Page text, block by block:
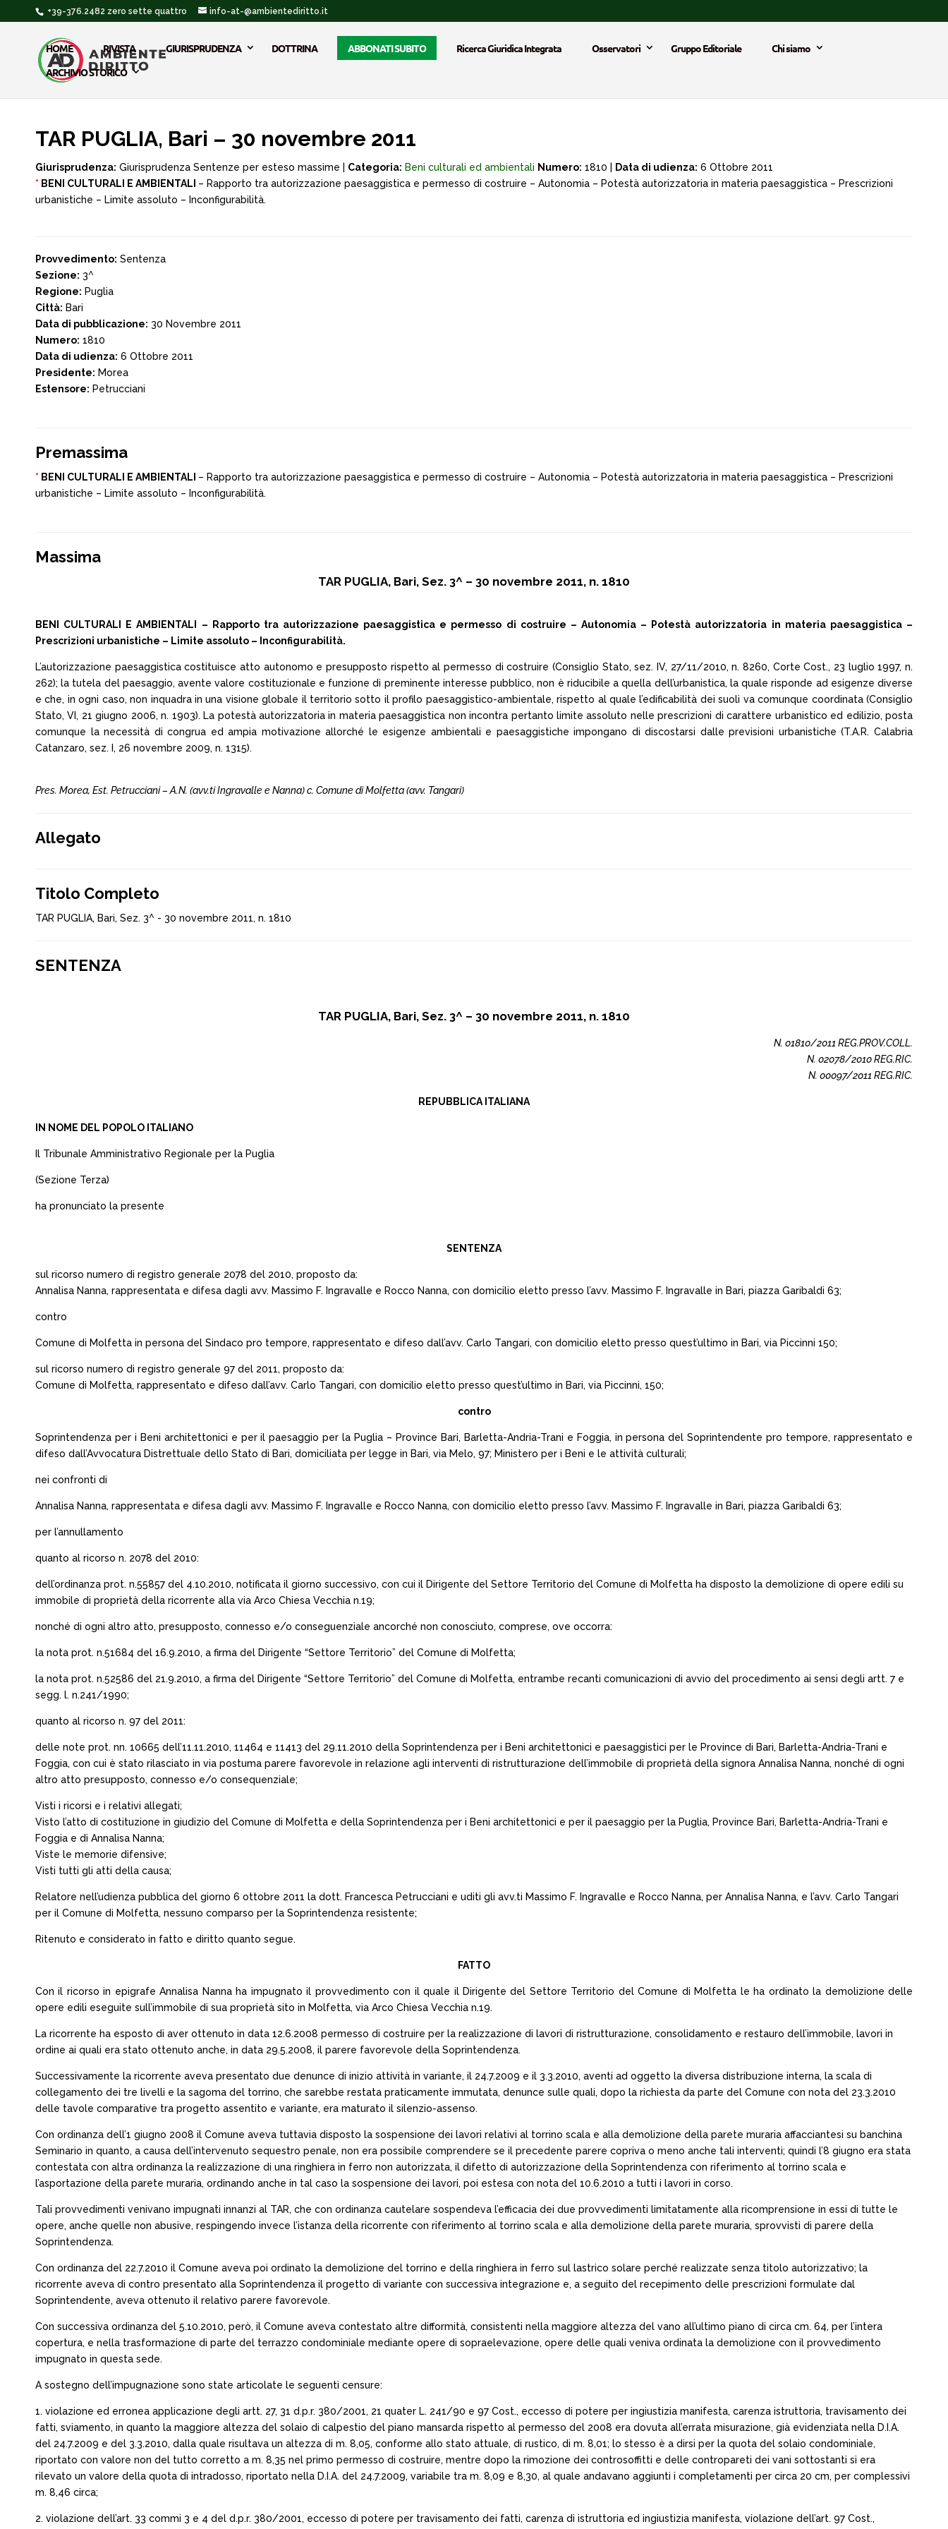
+39-376.2482 zero sette quattro info-at-@ambientediritto.it
HOME RIVISTA GIURISPRUDENZA DOTTRINA ABBONATI SUBITO Ricerca Giuridica Integrata Osservatori Gruppo Editoriale
Chi siamo
ARCHIVIO STORICO
TAR PUGLIA, Bari – 30 novembre 2011
Giurisprudenza: Giurisprudenza Sentenze per esteso massime | Categoria: Beni culturali ed ambientali Numero: 1810 | Data di udienza: 6 Ottobre 2011
* BENI CULTURALI E AMBIENTALI – Rapporto tra autorizzazione paesaggistica e permesso di costruire – Autonomia – Potestà autorizzatoria in materia paesaggistica – Prescrizioni
urbanistiche – Limite assoluto – Inconfigurabilità.
Provvedimento: Sentenza
Sezione: 3^
Regione: Puglia
Città: Bari
Data di pubblicazione: 30 Novembre 2011
Numero: 1810
Data di udienza: 6 Ottobre 2011
Presidente: Morea
Estensore: Petrucciani
Premassima
* BENI CULTURALI E AMBIENTALI – Rapporto tra autorizzazione paesaggistica e permesso di costruire – Autonomia – Potestà autorizzatoria in materia paesaggistica – Prescrizioni
urbanistiche – Limite assoluto – Inconfigurabilità.
Massima
TAR PUGLIA, Bari, Sez. 3^ – 30 novembre 2011, n. 1810
BENI CULTURALI E AMBIENTALI – Rapporto tra autorizzazione paesaggistica e permesso di costruire – Autonomia – Potestà autorizzatoria in materia paesaggistica –
Prescrizioni urbanistiche – Limite assoluto – Inconfigurabilità.
L’autorizzazione paesaggistica costituisce atto autonomo e presupposto rispetto al permesso di costruire (Consiglio Stato, sez. IV, 27/11/2010, n. 8260, Corte Cost., 23 luglio 1997, n.
262); la tutela del paesaggio, avente valore costituzionale e funzione di preminente interesse pubblico, non è riducibile a quella dell’urbanistica, la quale risponde ad esigenze diverse
e che, in ogni caso, non inquadra in una visione globale il territorio sotto il profilo paesaggistico-ambientale, rispetto al quale l’edificabilità dei suoli va comunque coordinata (Consiglio
Stato, VI, 21 giugno 2006, n. 1903). La potestà autorizzatoria in materia paesaggistica non incontra pertanto limite assoluto nelle prescrizioni di carattere urbanistico ed edilizio, posta
comunque la necessità di congrua ed ampia motivazione allorché le esigenze ambientali e paesaggistiche impongano di discostarsi dalle previsioni urbanistiche (T.A.R. Calabria
Catanzaro, sez. I, 26 novembre 2009, n. 1315).
Pres. Morea, Est. Petrucciani – A.N. (avv.ti Ingravalle e Nanna) c. Comune di Molfetta (avv. Tangari)
Allegato
Titolo Completo
TAR PUGLIA, Bari, Sez. 3^ - 30 novembre 2011, n. 1810
SENTENZA
TAR PUGLIA, Bari, Sez. 3^ – 30 novembre 2011, n. 1810
N. 01810/2011 REG.PROV.COLL.
N. 02078/2010 REG.RIC.
N. 00097/2011 REG.RIC.
REPUBBLICA ITALIANA
IN NOME DEL POPOLO ITALIANO
Il Tribunale Amministrativo Regionale per la Puglia
(Sezione Terza)
ha pronunciato la presente
SENTENZA
sul ricorso numero di registro generale 2078 del 2010, proposto da:
Annalisa Nanna, rappresentata e difesa dagli avv. Massimo F. Ingravalle e Rocco Nanna, con domicilio eletto presso l’avv. Massimo F. Ingravalle in Bari, piazza Garibaldi 63;
contro
Comune di Molfetta in persona del Sindaco pro tempore, rappresentato e difeso dall’avv. Carlo Tangari, con domicilio eletto presso quest’ultimo in Bari, via Piccinni 150;
sul ricorso numero di registro generale 97 del 2011, proposto da:
Comune di Molfetta, rappresentato e difeso dall’avv. Carlo Tangari, con domicilio eletto presso quest’ultimo in Bari, via Piccinni, 150;
contro
Soprintendenza per i Beni architettonici e per il paesaggio per la Puglia – Province Bari, Barletta-Andria-Trani e Foggia, in persona del Soprintendente pro tempore, rappresentato e
difeso dall’Avvocatura Distrettuale dello Stato di Bari, domiciliata per legge in Bari, via Melo, 97; Ministero per i Beni e le attività culturali;
nei confronti di
Annalisa Nanna, rappresentata e difesa dagli avv. Massimo F. Ingravalle e Rocco Nanna, con domicilio eletto presso l’avv. Massimo F. Ingravalle in Bari, piazza Garibaldi 63;
per l’annullamento
quanto al ricorso n. 2078 del 2010:
dell’ordinanza prot. n.55857 del 4.10.2010, notificata il giorno successivo, con cui il Dirigente del Settore Territorio del Comune di Molfetta ha disposto la demolizione di opere edili su
immobile di proprietà della ricorrente alla via Arco Chiesa Vecchia n.19;
nonché di ogni altro atto, presupposto, connesso e/o conseguenziale ancorché non conosciuto, comprese, ove occorra:
la nota prot. n.51684 del 16.9.2010, a firma del Dirigente “Settore Territorio” del Comune di Molfetta;
la nota prot. n.52586 del 21.9.2010, a firma del Dirigente “Settore Territorio” del Comune di Molfetta, entrambe recanti comunicazioni di avvio del procedimento ai sensi degli artt. 7 e
segg. l. n.241/1990;
quanto al ricorso n. 97 del 2011:
delle note prot. nn. 10665 dell’11.11.2010, 11464 e 11413 del 29.11.2010 della Soprintendenza per i Beni architettonici e paesaggistici per le Province di Bari, Barletta-Andria-Trani e
Foggia, con cui è stato rilasciato in via postuma parere favorevole in relazione agli interventi di ristrutturazione dell’immobile di proprietà della signora Annalisa Nanna, nonché di ogni
altro atto presupposto, connesso e/o consequenziale;
Visti i ricorsi e i relativi allegati;
Visto l’atto di costituzione in giudizio del Comune di Molfetta e della Soprintendenza per i Beni architettonici e per il paesaggio per la Puglia, Province Bari, Barletta-Andria-Trani e
Foggia e di Annalisa Nanna;
Viste le memorie difensive;
Visti tutti gli atti della causa;
Relatore nell’udienza pubblica del giorno 6 ottobre 2011 la dott. Francesca Petrucciani e uditi gli avv.ti Massimo F. Ingravalle e Rocco Nanna, per Annalisa Nanna, e l’avv. Carlo Tangari
per il Comune di Molfetta, nessuno comparso per la Soprintendenza resistente;
Ritenuto e considerato in fatto e diritto quanto segue.
FATTO
Con il ricorso in epigrafe Annalisa Nanna ha impugnato il provvedimento con il quale il Dirigente del Settore Territorio del Comune di Molfetta le ha ordinato la demolizione delle
opere edili eseguite sull’immobile di sua proprietà sito in Molfetta, via Arco Chiesa Vecchia n.19.
La ricorrente ha esposto di aver ottenuto in data 12.6.2008 permesso di costruire per la realizzazione di lavori di ristrutturazione, consolidamento e restauro dell’immobile, lavori in
ordine ai quali era stato ottenuto anche, in data 29.5.2008, il parere favorevole della Soprintendenza.
Successivamente la ricorrente aveva presentato due denunce di inizio attività in variante, il 24.7.2009 e il 3.3.2010, aventi ad oggetto la diversa distribuzione interna, la scala di
collegamento dei tre livelli e la sagoma del torrino, che sarebbe restata praticamente immutata, denunce sulle quali, dopo la richiesta da parte del Comune con nota del 23.3.2010
delle tavole comparative tra progetto assentito e variante, era maturato il silenzio-assenso.
Con ordinanza dell’1 giugno 2008 il Comune aveva tuttavia disposto la sospensione dei lavori relativi al torrino scala e alla demolizione della parete muraria affacciantesi su banchina
Seminario in quanto, a causa dell’intervenuto sequestro penale, non era possibile comprendere se il precedente parere copriva o meno anche tali interventi; quindi l’8 giugno era stata
contestata con altra ordinanza la realizzazione di una ringhiera in ferro non autorizzata, il difetto di autorizzazione della Soprintendenza con riferimento al torrino scala e
l’asportazione della parete muraria, ordinando anche in tal caso la sospensione dei lavori, poi estesa con nota del 10.6.2010 a tutti i lavori in corso.
Tali provvedimenti venivano impugnati innanzi al TAR, che con ordinanza cautelare sospendeva l’efficacia dei due provvedimenti limitatamente alla ricomprensione in essi di tutte le
opere, anche quelle non abusive, respingendo invece l’istanza della ricorrente con riferimento al torrino scala e alla demolizione della parete muraria, sprovvisti di parere della
Soprintendenza.
Con ordinanza del 22.7.2010 il Comune aveva poi ordinato la demolizione del torrino e della ringhiera in ferro sul lastrico solare perché realizzate senza titolo autorizzativo; la
ricorrente aveva di contro presentato alla Soprintendenza il progetto di variante con successiva integrazione e, a seguito del recepimento delle prescrizioni formulate dal
Soprintendente, aveva ottenuto il relativo parere favorevole.
Con successiva ordinanza del 5.10.2010, però, il Comune aveva contestato altre difformità, consistenti nella maggiore altezza del vano all’ultimo piano di circa cm. 64, per l’intera
copertura, e nella trasformazione di parte del terrazzo condominiale mediante opere di sopraelevazione, opere delle quali veniva ordinata la demolizione con il provvedimento
impugnato in questa sede.
A sostegno dell’impugnazione sono state articolate le seguenti censure:
1. violazione ed erronea applicazione degli artt. 27, 31 d.p.r. 380/2001, 21 quater L. 241/90 e 97 Cost., eccesso di potere per ingiustizia manifesta, carenza istruttoria, travisamento dei
fatti, sviamento, in quanto la maggiore altezza del solaio di calpestio del piano mansarda rispetto al permesso del 2008 era dovuta all’errata misurazione, già evidenziata nella D.I.A.
del 24.7.2009 e del 3.3.2010, dalla quale risultava un altezza di m. 8,05, conforme allo stato attuale, di rustico, di m. 8,01; lo stesso è a dirsi per la quota del solaio condominiale,
riportato con valore non del tutto corretto a m. 8,35 nel primo permesso di costruire, mentre dopo la rimozione dei controsoffitti e delle contropareti dei vani sottostanti si era
rilevato un valore della quota di intradosso, riportato nella D.I.A. del 24.7.2009, variabile tra m. 8,09 e 8,30, al quale andavano aggiunti i completamenti per circa 20 cm, per complessivi
m. 8,46 circa;
2. violazione dell’art. 33 commi 3 e 4 del d.p.r. 380/2001, eccesso di potere per travisamento dei fatti, carenza di istruttoria ed ingiustizia manifesta, violazione dell’art. 97 Cost.,